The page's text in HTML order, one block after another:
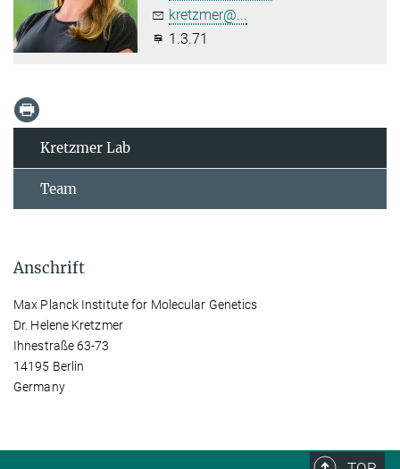
kretzmer@...
1.3.71
Kretzmer Lab
Team
Anschrift
Max Planck Institute for Molecular Genetics
Dr. Helene Kretzmer
Ihnestraße 63-73
14195 Berlin
Germany